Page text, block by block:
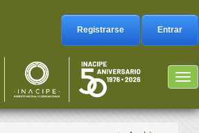
Registrarse Entrar